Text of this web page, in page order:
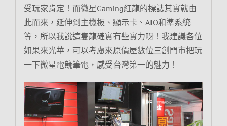
受玩家肯定！而微星Gaming紅龍的標誌其實就由
此而來，延伸到主機板、顯示卡、AIO和準系統
等，所以我說這隻龍確實有些實力呀！我建議各位
如果來光華，可以考慮來原價屋數位三創門市把玩
一下微星電競筆電，感受台灣第一的魅力！